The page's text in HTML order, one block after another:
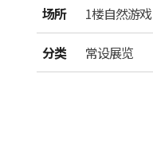
场所 1楼自然游戏
分类 常设展览